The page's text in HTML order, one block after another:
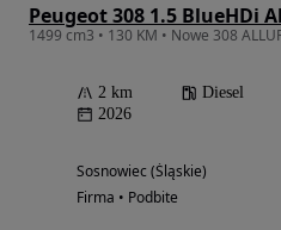
Peugeot 308 1.5 BlueHDi
2 km Diesel
2026
Sosnowiec (Śląskie)
Firma • Podbite